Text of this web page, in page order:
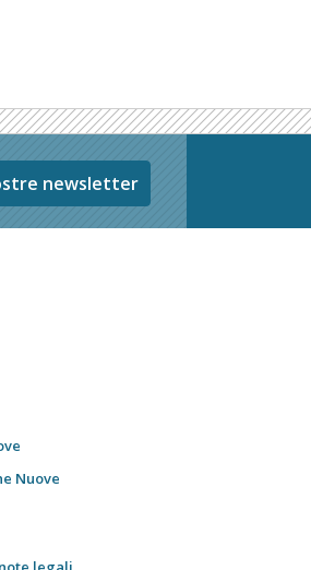
newsletter
Nuove